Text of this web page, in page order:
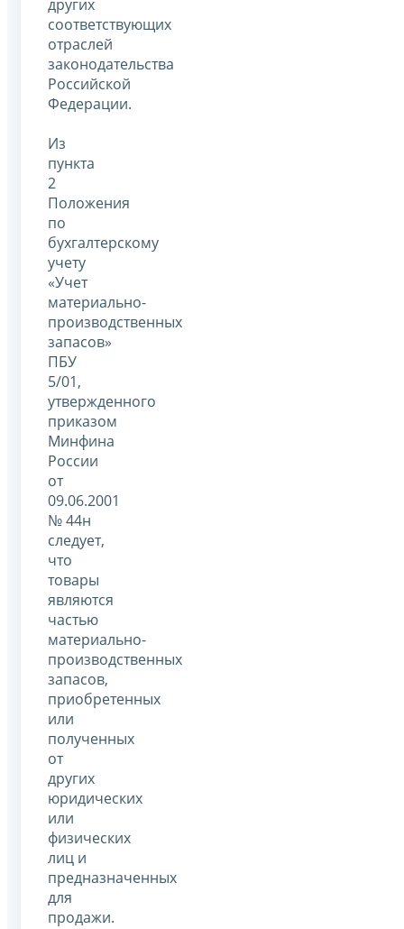
других
соответствующих
отраслей
законодательства
Российской
Федерации.
Из
пункта
2
Положения
по
бухгалтерскому
учету
«Учет
материально-
производственных
запасов»
ПБУ
5/01,
утвержденного
приказом
Минфина
России
от
09.06.2001
№ 44н
следует,
что
товары
являются
частью
материально-
производственных
запасов,
приобретенных
или
полученных
от
других
юридических
или
физических
лиц и
предназначенных
для
продажи.